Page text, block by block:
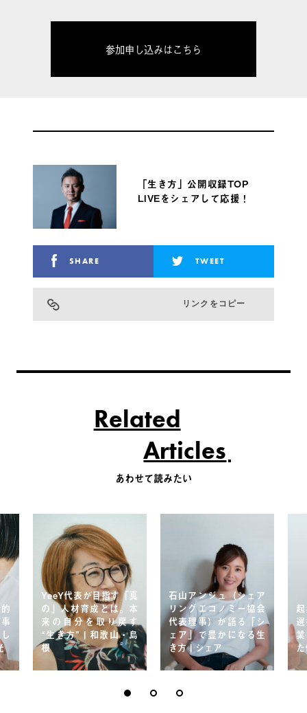
参加申し込みはこちら
「生き方」公開収録TOP
LIVEをシェアして応援！
SHARE TWEET
リンクをコピー
Related
Articles
あわせて読みたい
YeeY代表が目指す「真
の」人材育成とは。本
来の自分を取り戻す
“生き方” | 和歌山・島
根
石山アンジュ（シェア
リングエコノミー協会
代表理事）が語る「シ
ェア」で豊かになる生
き方 | シェア